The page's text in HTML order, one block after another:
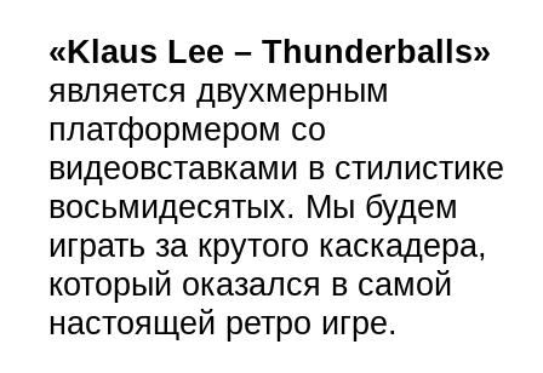
«Klaus Lee – Thunderballs»
является двухмерным
платформером со
видеовставками в стилистике
восьмидесятых. Мы будем
играть за крутого каскадера,
который оказался в самой
настоящей ретро игре.